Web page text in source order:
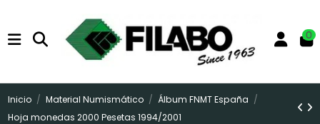
0
Inicio Material Numismático
Álbum FNMT España
Hoja monedas 2000 Pesetas 1994/2001